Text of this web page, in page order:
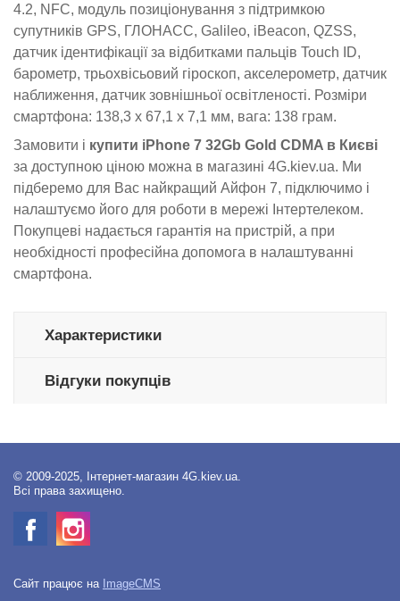
4.2, NFC, модуль позиціонування з підтримкою
супутників GPS, ГЛОНАСС, Galileo, iBeacon, QZSS,
датчик ідентифікації за відбитками пальців Touch ID,
барометр, трьохвісьовий гіроскоп, акселерометр, датчик
наближення, датчик зовнішньої освітленості. Розміри
смартфона: 138,3 x 67,1 x 7,1 мм, вага: 138 грам.
Замовити і купити iPhone 7 32Gb Gold CDMA в Києві
за доступною ціною можна в магазині 4G.kiev.ua. Ми
підберемо для Вас найкращий Айфон 7, підключимо і
налаштуємо його для роботи в мережі Інтертелеком.
Покупцеві надається гарантія на пристрій, а при
необхідності професійна допомога в налаштуванні
смартфона.
Характеристики
Відгуки покупців
© 2009-2025, Інтернет-магазин 4G.kiev.ua.
Всі права захищено.
Сайт працює на ImageCMS